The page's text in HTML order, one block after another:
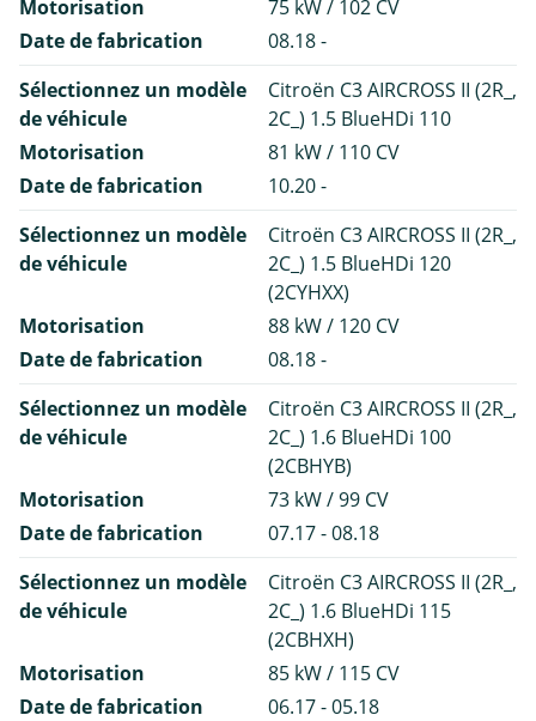
Motorisation
75 kW / 102 CV
Date de fabrication
08.18 -
Sélectionnez un modèle
de véhicule
Citroën C3 AIRCROSS II (2R_,
2C_) 1.5 BlueHDi 110
Motorisation
81 kW / 110 CV
Date de fabrication
10.20 -
Sélectionnez un modèle
de véhicule
Citroën C3 AIRCROSS II (2R_,
2C_) 1.5 BlueHDi 120
(2CYHXX)
Motorisation
88 kW / 120 CV
Date de fabrication
08.18 -
Sélectionnez un modèle
de véhicule
Citroën C3 AIRCROSS II (2R_,
2C_) 1.6 BlueHDi 100
(2CBHYB)
Motorisation
73 kW / 99 CV
Date de fabrication
07.17 - 08.18
Sélectionnez un modèle
de véhicule
Citroën C3 AIRCROSS II (2R_,
2C_) 1.6 BlueHDi 115
(2CBHXH)
Motorisation
85 kW / 115 CV
Date de fabrication
06.17 - 05.18